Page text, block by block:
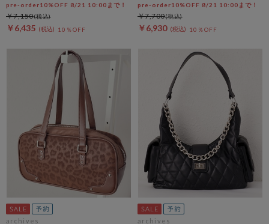
pre-order10%OFF 8/21 10:00まで！
￥6,435 10％OFF
￥7,150
pre-order10%OFF 8/21 10:00まで！
￥6,930 10％OFF
￥7,700
archives archives